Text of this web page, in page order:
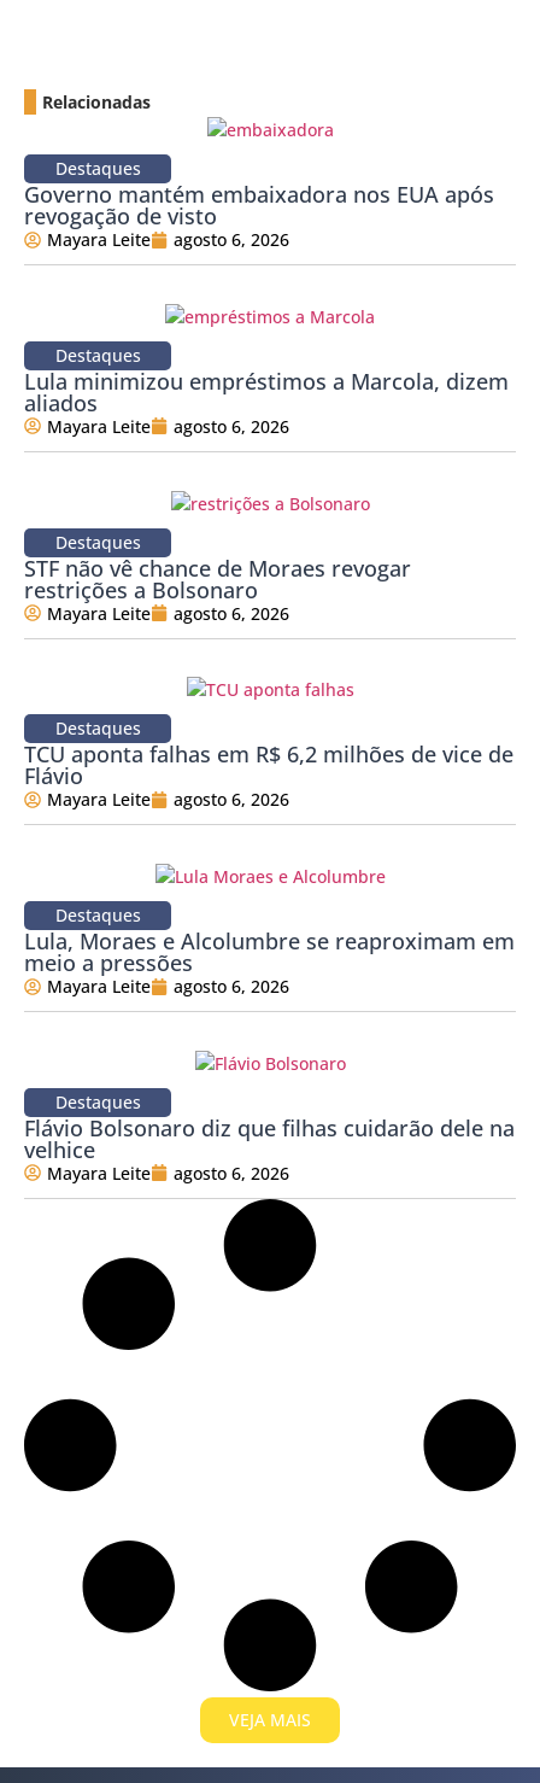
Relacionadas
Destaques
Governo mantém embaixadora nos EUA após
revogação de visto
Mayara Leite agosto 6, 2026
Destaques
Lula minimizou empréstimos a Marcola, dizem
aliados
Mayara Leite agosto 6, 2026
Destaques
STF não vê chance de Moraes revogar
restrições a Bolsonaro
Mayara Leite agosto 6, 2026
Destaques
TCU aponta falhas em R$ 6,2 milhões de vice de
Flávio
Mayara Leite agosto 6, 2026
Destaques
Lula, Moraes e Alcolumbre se reaproximam em
meio a pressões
Mayara Leite agosto 6, 2026
Destaques
Flávio Bolsonaro diz que filhas cuidarão dele na
velhice
Mayara Leite agosto 6, 2026
VEJA MAIS